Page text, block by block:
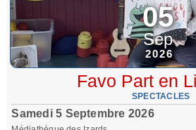
05
Sep
2026
Favo Part en
SPECTACLES
Samedi 5 Septembre 2026